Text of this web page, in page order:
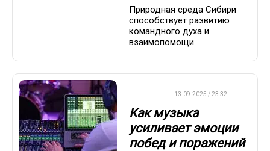
Природная среда Сибири
способствует развитию
командного духа и
взаимопомощи
13.09.2025 / 23:32
Как музыка
усиливает эмоции
побед и поражений